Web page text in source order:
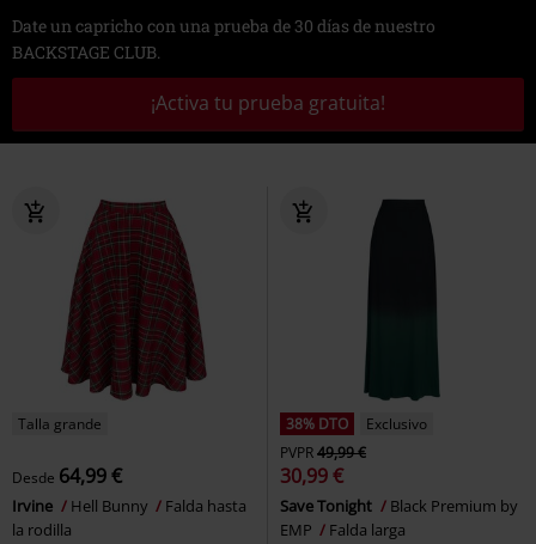
Date un capricho con una prueba de 30 días de nuestro
BACKSTAGE CLUB.
¡Activa tu prueba gratuita!
Talla grande
Desde 64,99 €
Irvine Hell Bunny
Falda hasta
la rodilla
38% DTO
Exclusivo
PVPR49,99 €
30,99 €
Save Tonight
Black Premium by
EMP
Falda larga